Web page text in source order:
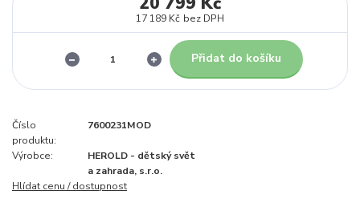
17 189 Kč bez DPH
Přidat do košíku
Číslo
produktu:
7600231MOD
Výrobce:
HEROLD - dětský svět
a zahrada, s.r.o.
Hlídat cenu / dostupnost